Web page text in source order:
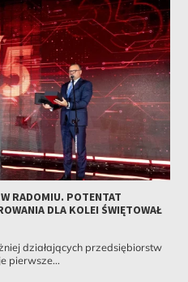
RADOMIU. POTENTAT
DLA KOLEI ŚWIĘTOWAŁ
działających przedsiębiorstw
pierwsze...